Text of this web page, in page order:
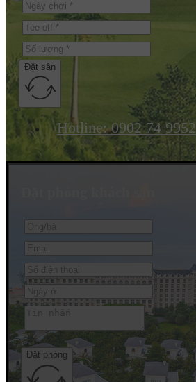
Đặt sân
Hotline: 0902 74 9952
Đặt phòng